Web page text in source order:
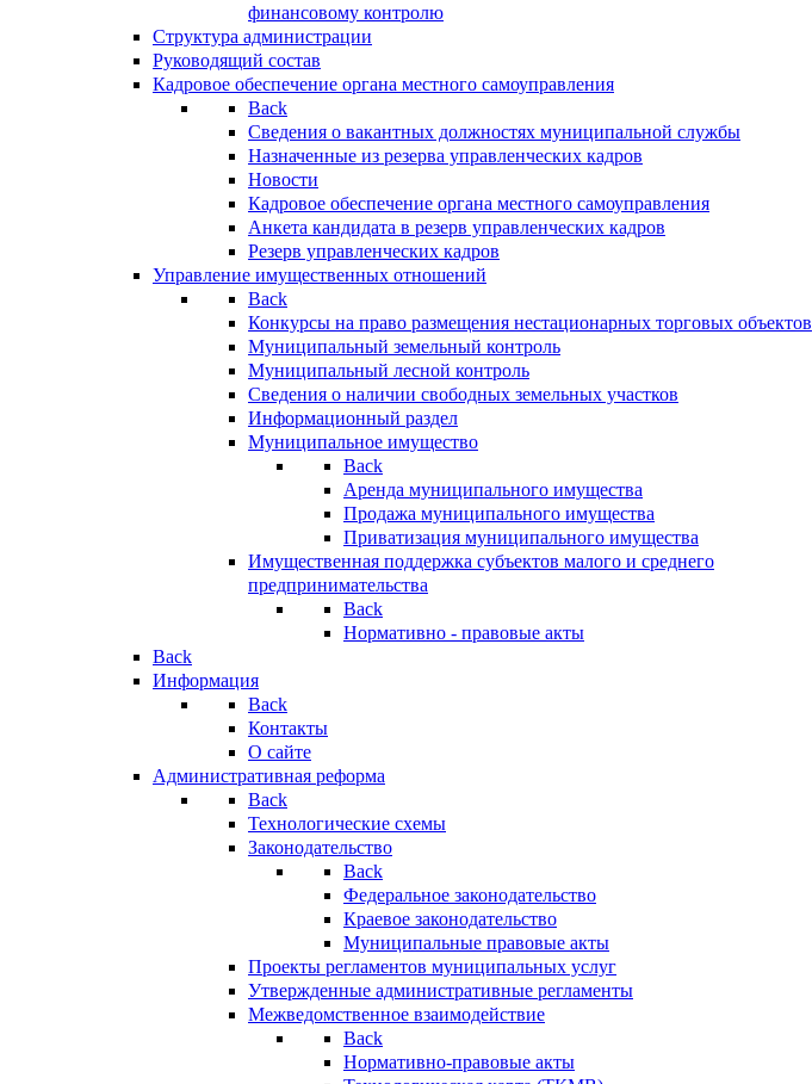
финансовому контролю
Структура администрации
Руководящий состав
Кадровое обеспечение органа местного самоуправления
Back
Сведения о вакантных должностях муниципальной службы
Назначенные из резерва управленческих кадров
Новости
Кадровое обеспечение органа местного самоуправления
Анкета кандидата в резерв управленческих кадров
Резерв управленческих кадров
Управление имущественных отношений
Back
Конкурсы на право размещения нестационарных торговых объектов
Муниципальный земельный контроль
Муниципальный лесной контроль
Сведения о наличии свободных земельных участков
Информационный раздел
Муниципальное имущество
Back
Аренда муниципального имущества
Продажа муниципального имущества
Приватизация муниципального имущества
Имущественная поддержка субъектов малого и среднего
предпринимательства
Back
Нормативно - правовые акты
Back
Информация
Back
Контакты
О сайте
Административная реформа
Back
Технологические схемы
Законодательство
Back
Федеральное законодательство
Краевое законодательство
Муниципальные правовые акты
Проекты регламентов муниципальных услуг
Утвержденные административные регламенты
Межведомственное взаимодействие
Back
Нормативно-правовые акты